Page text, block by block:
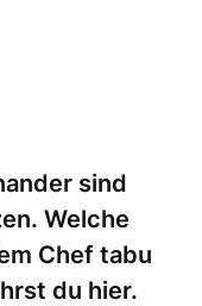
sind
Welche
Chef tabu
du hier.